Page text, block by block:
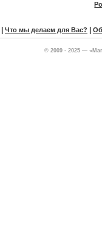
Что мы делаем для Вас?
© 2009 - 2025 —